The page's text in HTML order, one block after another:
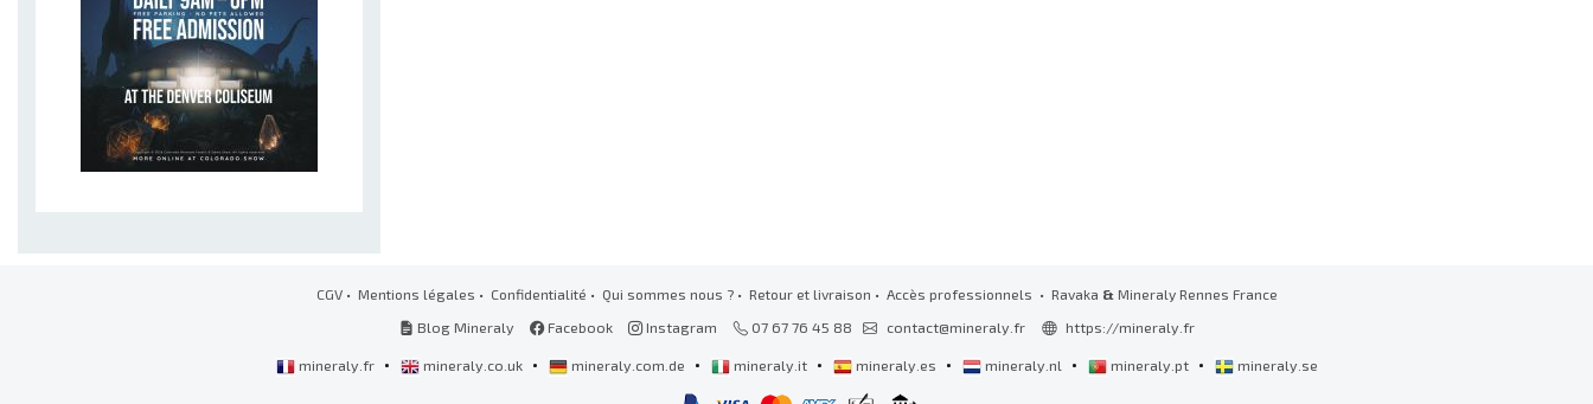
CGV• Mentions légales • Confidentialité • Qui sommes nous ?• Retour et livraison • Accès professionnels • Ravaka & Mineraly Rennes France
Blog Mineraly
Facebook Instagram 07 67 76 45 88 contact@mineraly.fr https://mineraly.fr
mineraly.fr • mineraly.co.uk • mineraly.com.de • mineraly.it • mineraly.es • mineraly.nl • mineraly.pt • mineraly.se